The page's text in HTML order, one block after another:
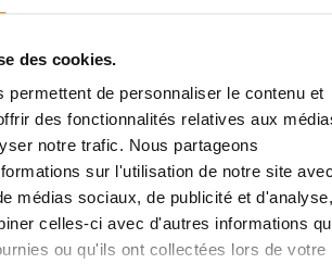
des cookies.
permettent de personnaliser le contenu et
des fonctionnalités relatives aux
notre trafic. Nous partageons
sur l'utilisation de notre site
médias sociaux, de publicité et d'analyse,
celles-ci avec d'autres informations
ou qu'ils ont collectées lors de votre